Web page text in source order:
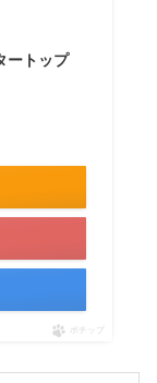
ートップ
ポチップ